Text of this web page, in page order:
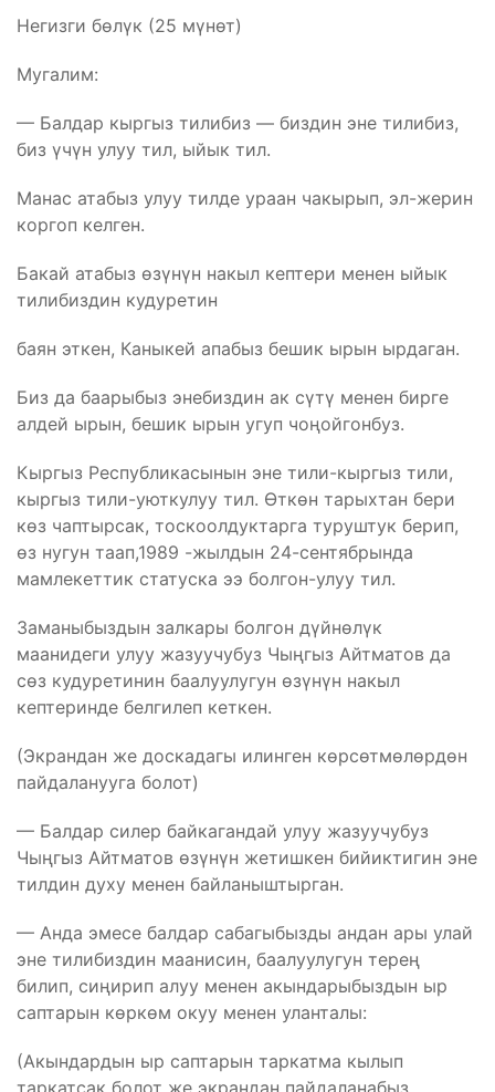
Негизги бөлүк (25 мүнөт)
Мугалим:
— Балдар кыргыз тилибиз — биздин эне тилибиз,
биз үчүн улуу тил, ыйык тил.
Манас атабыз улуу тилде ураан чакырып, эл-жерин
коргоп келген.
Бакай атабыз өзүнүн накыл кептери менен ыйык
тилибиздин кудуретин
баян эткен, Каныкей апабыз бешик ырын ырдаган.
Биз да баарыбыз энебиздин ак сүтү менен бирге
алдей ырын, бешик ырын угуп чоңойгонбуз.
Кыргыз Республикасынын эне тили-кыргыз тили,
кыргыз тили-уюткулуу тил. Өткөн тарыхтан бери
көз чаптырсак, тоскоолдуктарга туруштук берип,
өз нугун таап,1989 -жылдын 24-сентябрында
мамлекеттик статуска ээ болгон-улуу тил.
Заманыбыздын залкары болгон дүйнөлүк
маанидеги улуу жазуучубуз Чыңгыз Айтматов да
сөз кудуретинин баалуулугун өзүнүн накыл
кептеринде белгилеп кеткен.
(Экрандан же доскадагы илинген көрсөтмөлөрдөн
пайдаланууга болот)
— Балдар силер байкагандай улуу жазуучубуз
Чыңгыз Айтматов өзүнүн жетишкен бийиктигин эне
тилдин духу менен байланыштырган.
— Анда эмесе балдар сабагыбызды андан ары улай
эне тилибиздин маанисин, баалуулугун терең
билип, сиңирип алуу менен акындарыбыздын ыр
саптарын көркөм окуу менен уланталы:
(Акындардын ыр саптарын таркатма кылып
таркатсак болот же экрандан пайдаланабыз.